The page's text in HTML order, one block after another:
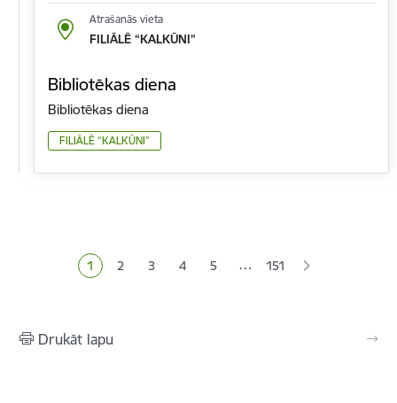
Atrašanās vieta
FILIĀLĒ “KALKŪNI”
Bibliotēkas diena
Bibliotēkas diena
FILIĀLĒ “KALKŪNI”
Pašreizējā lapa
1 Lapa
2 Lapa
3 Lapa
4 Lapa
5 … 151
Drukāt lapu